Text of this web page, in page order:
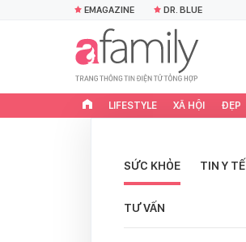
EMAGAZINE DR. BLUE
LIFESTYLE XÃ HỘI ĐẸP
SỨC KHỎE TIN Y TẾ
TƯ VẤN